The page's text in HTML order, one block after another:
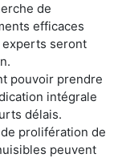
de
efficaces
seront
pouvoir prendre
intégrale
délais.
prolifération de
peuvent